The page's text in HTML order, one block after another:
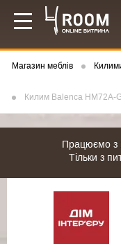
Магазин меблів
Килим Balenca HM72A-
Працюємо з
Тільки з